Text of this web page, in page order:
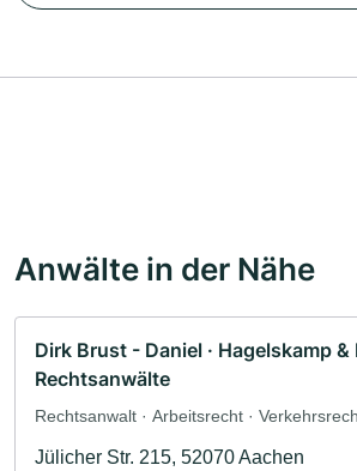
Anwälte in der Nähe
Dirk Brust - Daniel · Hagelskamp &
Rechtsanwälte
Rechtsanwalt · Arbeitsrecht ·
Jülicher Str. 215, 52070 Aachen